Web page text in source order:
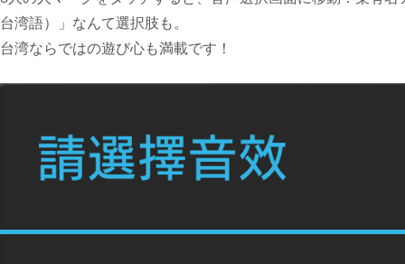
台湾語）」なんて選択肢も。
台湾ならではの遊び心も満載です！